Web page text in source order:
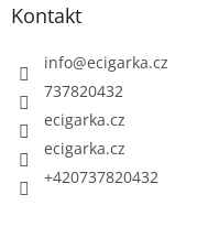
Kontakt
info@ecigarka.cz
737820432
ecigarka.cz
ecigarka.cz
+420737820432